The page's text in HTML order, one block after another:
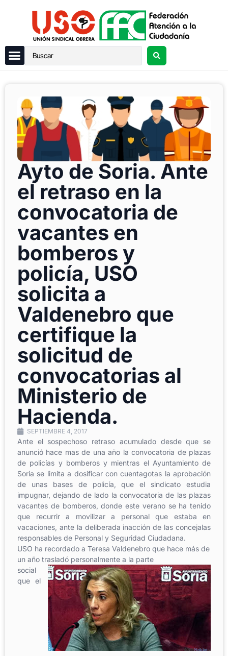
Ayto de Soria. Ante
el retraso en la
convocatoria de
vacantes en
bomberos y
policía, USO
solicita a
Valdenebro que
certifique la
solicitud de
convocatorias al
Ministerio de
Hacienda.
SEPTIEMBRE 4, 2017
Ante el sospechoso retraso acumulado desde que se
anunció hace mas de una año la convocatoria de plazas
de policías y bomberos y mientras el Ayuntamiento de
Soria se limita a dosificar con cuentagotas la aprobación
de unas bases de policía, que el sindicato estudia
impugnar, dejando de lado la convocatoria de las plazas
vacantes de bomberos, donde este verano se ha tenido
que recurrir a movilizar a personal que estaba en
vacaciones, ante la deliberada inacción de las concejalas
responsables de Personal y Seguridad Ciudadana.
USO ha recordado a Teresa Valdenebro que hace más de
un año trasladó personalmente a la parte
social
que el